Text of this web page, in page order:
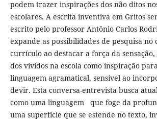
podem trazer inspirações dos não ditos
escolares. A escrita inventiva em Gritos
escrito pelo professor Antônio Carlos
expande as possibilidades de pesquisa no
currículo ao destacar a força da sensação,
dos vividos na escola como inspiração
linguagem agramatical, sensível ao
devir. Esta conversa-entrevista busca
como uma linguagem que foge da
uma superfície que se estende no texto,